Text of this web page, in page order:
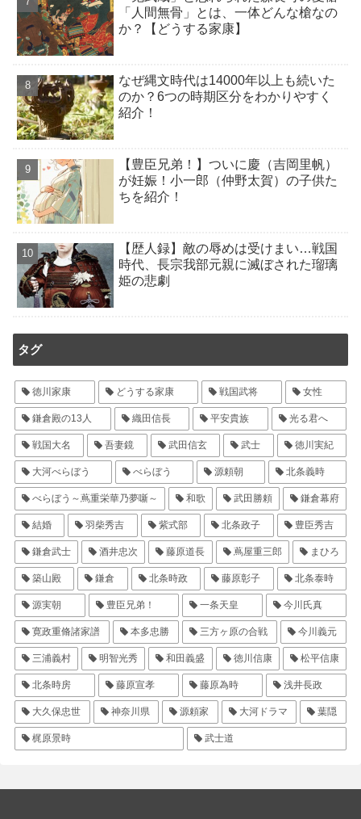
「人間無骨」とは、一体どんな槍なの
か？【どうする家康】
なぜ縄文時代は14000年以上も続いた
のか？6つの時期区分をわかりやすく
紹介！
【豊臣兄弟！】ついに慶（吉岡里帆）
が妊娠！小一郎（仲野太賀）の子供た
ちを紹介！
【歴人録】敵の辱めは受けまい…戦国
時代、長宗我部元親に滅ぼされた瑠璃
姫の悲劇
タグ
徳川家康 どうする家康 戦国武将 女性
鎌倉殿の13人 織田信長 平安貴族 光る君へ
戦国大名 吾妻鏡 武田信玄 武士 徳川実紀
大河べらぼう べらぼう 源頼朝 北条義時
べらぼう～蔦重栄華乃夢噺～ 和歌 武田勝頼 鎌倉幕府
結婚 羽柴秀吉 紫式部 北条政子 豊臣秀吉
鎌倉武士 酒井忠次 藤原道長 蔦屋重三郎 まひろ
築山殿 鎌倉 北条時政 藤原彰子 北条泰時
源実朝 豊臣兄弟！ 一条天皇 今川氏真
寛政重脩諸家譜 本多忠勝 三方ヶ原の合戦 今川義元
三浦義村 明智光秀 和田義盛 徳川信康 松平信康
北条時房 藤原宣孝 藤原為時 浅井長政
大久保忠世 神奈川県 源頼家 大河ドラマ 葉隠
梶原景時 武士道